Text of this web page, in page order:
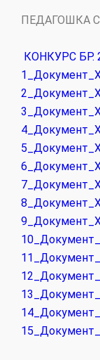
ПЕДАГОШКА
КОНКУРС БР.